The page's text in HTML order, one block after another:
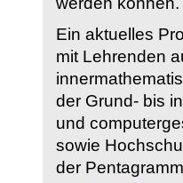
Ein aktuelles
mit Lehrenden
der Grund- bis
und
sowie
der